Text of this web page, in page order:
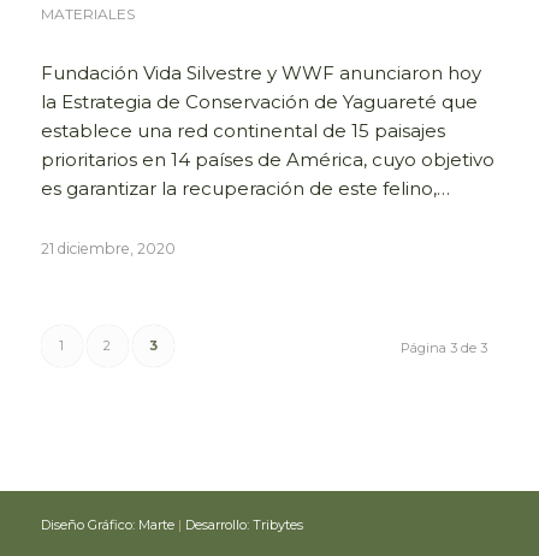
MATERIALES
Fundación Vida Silvestre y WWF anunciaron hoy
la Estrategia de Conservación de Yaguareté que
establece una red continental de 15 paisajes
prioritarios en 14 países de América, cuyo objetivo
es garantizar la recuperación de este felino,…
21 diciembre, 2020
Página 3 de 3
1 2 3
Diseño Gráfico: Marte| Desarrollo: Tribytes